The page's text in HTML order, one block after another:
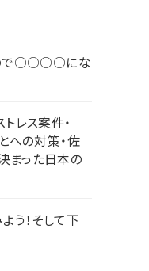
ので○○○○にな
レス案件・
への対策・佐
まった日本の
う！そして下